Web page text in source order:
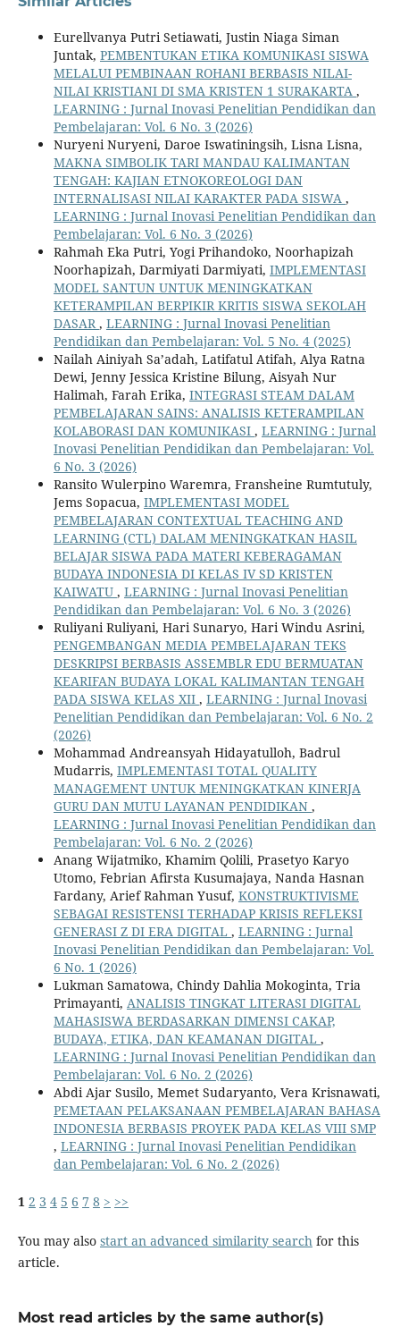
Eurellvanya Putri Setiawati, Justin Niaga Siman
Juntak, PEMBENTUKAN ETIKA KOMUNIKASI SISWA
MELALUI PEMBINAAN ROHANI BERBASIS NILAI-
NILAI KRISTIANI DI SMA KRISTEN 1 SURAKARTA ,
LEARNING : Jurnal Inovasi Penelitian Pendidikan dan
Pembelajaran: Vol. 6 No. 3 (2026)
Nuryeni Nuryeni, Daroe Iswatiningsih, Lisna Lisna,
MAKNA SIMBOLIK TARI MANDAU KALIMANTAN
TENGAH: KAJIAN ETNOKOREOLOGI DAN
INTERNALISASI NILAI KARAKTER PADA SISWA ,
LEARNING : Jurnal Inovasi Penelitian Pendidikan dan
Pembelajaran: Vol. 6 No. 3 (2026)
Rahmah Eka Putri, Yogi Prihandoko, Noorhapizah
Noorhapizah, Darmiyati Darmiyati, IMPLEMENTASI
MODEL SANTUN UNTUK MENINGKATKAN
KETERAMPILAN BERPIKIR KRITIS SISWA SEKOLAH
DASAR, LEARNING : Jurnal Inovasi Penelitian
Pendidikan dan Pembelajaran: Vol. 5 No. 4 (2025)
Nailah Ainiyah Sa’adah, Latifatul Atifah, Alya Ratna
Dewi, Jenny Jessica Kristine Bilung, Aisyah Nur
Halimah, Farah Erika, INTEGRASI STEAM DALAM
PEMBELAJARAN SAINS: ANALISIS KETERAMPILAN
KOLABORASI DAN KOMUNIKASI , LEARNING : Jurnal
Inovasi Penelitian Pendidikan dan Pembelajaran: Vol.
6 No. 3 (2026)
Ransito Wulerpino Waremra, Fransheine Rumtutuly,
Jems Sopacua, IMPLEMENTASI MODEL
PEMBELAJARAN CONTEXTUAL TEACHING AND
LEARNING (CTL) DALAM MENINGKATKAN HASIL
BELAJAR SISWA PADA MATERI KEBERAGAMAN
BUDAYA INDONESIA DI KELAS IV SD KRISTEN
KAIWATU , LEARNING : Jurnal Inovasi Penelitian
Pendidikan dan Pembelajaran: Vol. 6 No. 3 (2026)
Ruliyani Ruliyani, Hari Sunaryo, Hari Windu Asrini,
PENGEMBANGAN MEDIA PEMBELAJARAN TEKS
DESKRIPSI BERBASIS ASSEMBLR EDU BERMUATAN
KEARIFAN BUDAYA LOKAL KALIMANTAN TENGAH
PADA SISWA KELAS XII , LEARNING : Jurnal Inovasi
Penelitian Pendidikan dan Pembelajaran: Vol. 6 No. 2
(2026)
Mohammad Andreansyah Hidayatulloh, Badrul
Mudarris, IMPLEMENTASI TOTAL QUALITY
MANAGEMENT UNTUK MENINGKATKAN KINERJA
GURU DAN MUTU LAYANAN PENDIDIKAN ,
LEARNING : Jurnal Inovasi Penelitian Pendidikan dan
Pembelajaran: Vol. 6 No. 2 (2026)
Anang Wijatmiko, Khamim Qolili, Prasetyo Karyo
Utomo, Febrian Afirsta Kusumajaya, Nanda Hasnan
Fardany, Arief Rahman Yusuf, KONSTRUKTIVISME
SEBAGAI RESISTENSI TERHADAP KRISIS REFLEKSI
GENERASI Z DI ERA DIGITAL , LEARNING : Jurnal
Inovasi Penelitian Pendidikan dan Pembelajaran: Vol.
6 No. 1 (2026)
Lukman Samatowa, Chindy Dahlia Mokoginta, Tria
Primayanti, ANALISIS TINGKAT LITERASI DIGITAL
MAHASISWA BERDASARKAN DIMENSI CAKAP,
BUDAYA, ETIKA, DAN KEAMANAN DIGITAL ,
LEARNING : Jurnal Inovasi Penelitian Pendidikan dan
Pembelajaran: Vol. 6 No. 2 (2026)
Abdi Ajar Susilo, Memet Sudaryanto, Vera Krisnawati,
PEMETAAN PELAKSANAAN PEMBELAJARAN BAHASA
INDONESIA BERBASIS PROYEK PADA KELAS VIII SMP
, LEARNING : Jurnal Inovasi Penelitian Pendidikan
dan Pembelajaran: Vol. 6 No. 2 (2026)
1 2 3 4 5 6 7 8 > >>
You may also start an advanced similarity searchfor this
article.
Most read articles by the same author(s)